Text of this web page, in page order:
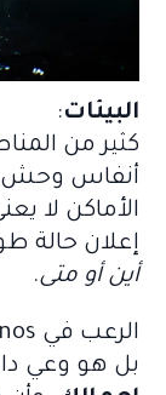
البيئات:
كثير من
أنفاس وحش
الأماكن لا
إعلان حالة
أين أو متى.
بل هو وعي